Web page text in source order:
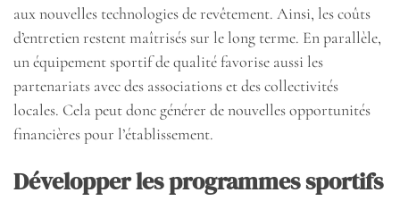
aux nouvelles technologies de revêtement. Ainsi, les coûts
d’entretien restent maîtrisés sur le long terme. En parallèle,
un équipement sportif de qualité favorise aussi les
partenariats avec des associations et des collectivités
locales. Cela peut donc générer de nouvelles opportunités
financières pour l’établissement.
Développer les programmes sportifs